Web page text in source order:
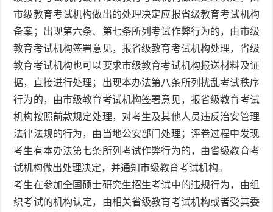
市级教育考试机构做出的处理决定应报省级教育考试机构
备案；出现第六条、第七条所列考试作弊行为的，由市级
教育考试机构签署意见，报省级教育考试机构处理，省级
教育考试机构也可以要求市级教育考试机构报送材料及证
据，直接进行处理；出现本办法第八条所列扰乱考试秩序
行为的，由市级教育考试机构签署意见，报省级教育考试
机构按照前款规定处理，对考生及其他人员违反治安管理
法律法规的行为，由当地公安部门处理；评卷过程中发现
考生有本办法第七条所列考试作弊行为的，由省级教育考
试机构做出处理决定，并通知市级教育考试机构。
考生在参加全国硕士研究生招生考试中的违规行为，由组
织考试的机构认定，由相关省级教育考试机构或者受其委